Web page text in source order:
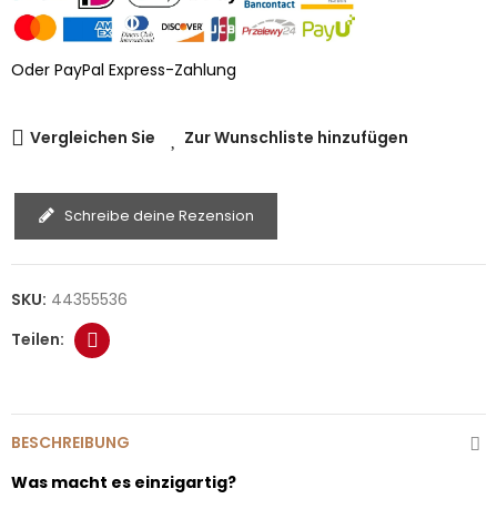
Oder PayPal Express-Zahlung
Vergleichen Sie Zur Wunschliste hinzufügen
Schreibe deine Rezension
SKU: 44355536
BESCHREIBUNG
Was macht es einzigartig?